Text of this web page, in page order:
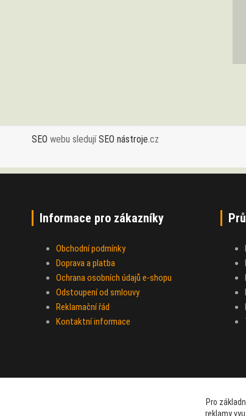
SEO webu sledujíSEO nástroje.cz
Informace pro zákazníky
Obchodní podmínky
Doprava a platba
Ochrana osobních údajů e-shopu
Odstoupení od smlouvy
Reklamační řád
Kontaktní informace
Pro
reklamy